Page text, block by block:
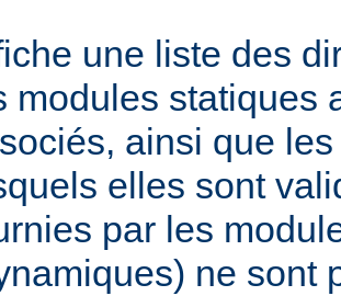
une liste des
modules statiques
ainsi que
elles sont
par les
ne sont